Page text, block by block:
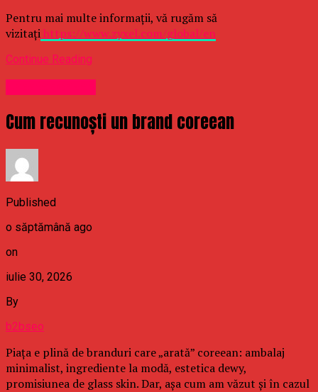
Pentru mai multe informații, vă rugăm să
vizitațihttps://www.zyxel.com/global/en
Continue Reading
Cum recunoști un brand coreean
Published
o săptămână ago
on
iulie 30, 2026
By
b2bseo
Piața e plină de branduri care „arată” coreean: ambalaj
minimalist, ingrediente la modă, estetica dewy,
promisiunea de glass skin. Dar, așa cum am văzut și în cazul